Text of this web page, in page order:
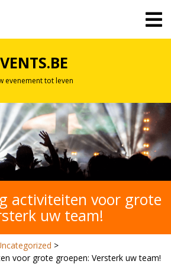
evenement tot leven
activiteiten voor grote
uw team!
>
voor grote groepen: Versterk uw team!